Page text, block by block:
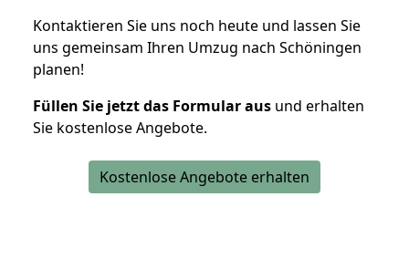
Kontaktieren Sie uns noch heute und lassen Sie
uns gemeinsam Ihren Umzug nach Schöningen
planen!
Füllen Sie jetzt das Formular aus und erhalten
Sie kostenlose Angebote.
Kostenlose Angebote erhalten